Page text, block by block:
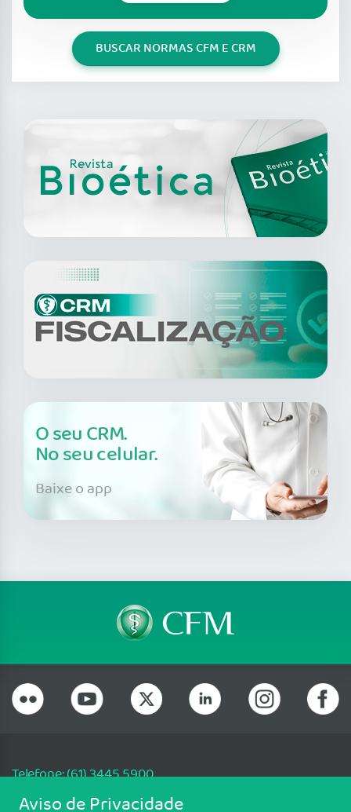
BUSCAR NORMAS CFM E CRM
O seu CRM.
No seu celular.
Baixe o app
Telefone: (61) 3445 5900
Email: cfm@portalmedico.org.br
Aviso de Privacidade